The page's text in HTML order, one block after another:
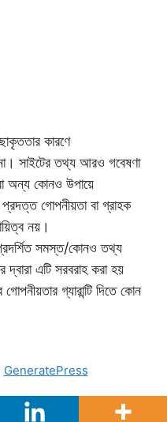
কারণে
সাইটের তথ্য আরও গবেষণা
বা অন্য কোনও উপায়ে
গোপনীয়তা বা গ্রাহক
নয়।
সমস্ত/কোনও তথ্য
এটি সরবরাহ করা হয়
গ্যারান্টি দিতে কোন
GeneratePress